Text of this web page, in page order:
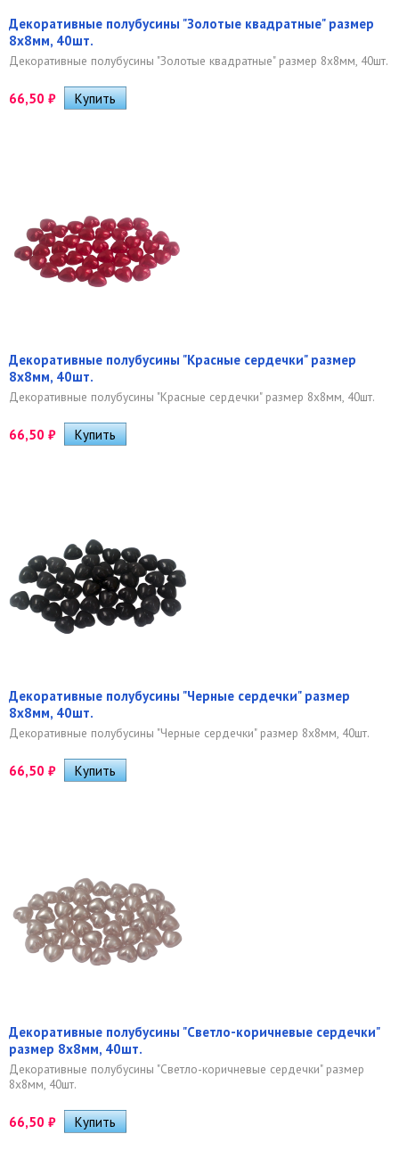
Декоративные полубусины "Золотые квадратные" размер
8х8мм, 40шт.
Декоративные полубусины "Золотые квадратные" размер 8х8мм, 40шт.
66,50 ₽
Декоративные полубусины "Красные сердечки" размер
8х8мм, 40шт.
Декоративные полубусины "Красные сердечки" размер 8х8мм, 40шт.
66,50 ₽
Декоративные полубусины "Черные сердечки" размер
8х8мм, 40шт.
Декоративные полубусины "Черные сердечки" размер 8х8мм, 40шт.
66,50 ₽
Декоративные полубусины "Светло-коричневые сердечки"
размер 8х8мм, 40шт.
Декоративные полубусины "Светло-коричневые сердечки" размер
8х8мм, 40шт.
66,50 ₽